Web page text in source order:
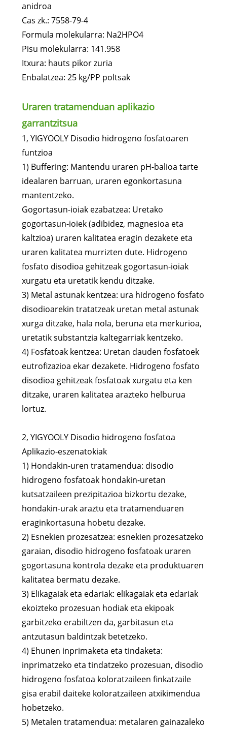
anidroa
Cas zk.: 7558-79-4
Formula molekularra: Na2HPO4
Pisu molekularra: 141.958
Itxura: hauts pikor zuria
Enbalatzea: 25 kg/PP poltsak
Uraren tratamenduan aplikazio
garrantzitsua
1, YIGYOOLY Disodio hidrogeno fosfatoaren
funtzioa
1) Buffering: Mantendu uraren pH-balioa tarte
idealaren barruan, uraren egonkortasuna
mantentzeko.
Gogortasun-ioiak ezabatzea: Uretako
gogortasun-ioiek (adibidez, magnesioa eta
kaltzioa) uraren kalitatea eragin dezakete eta
uraren kalitatea murrizten dute. Hidrogeno
fosfato disodioa gehitzeak gogortasun-ioiak
xurgatu eta uretatik kendu ditzake.
3) Metal astunak kentzea: ura hidrogeno fosfato
disodioarekin tratatzeak uretan metal astunak
xurga ditzake, hala nola, beruna eta merkurioa,
uretatik substantzia kaltegarriak kentzeko.
4) Fosfatoak kentzea: Uretan dauden fosfatoek
eutrofizazioa ekar dezakete. Hidrogeno fosfato
disodioa gehitzeak fosfatoak xurgatu eta ken
ditzake, uraren kalitatea arazteko helburua
lortuz.
2, YIGYOOLY Disodio hidrogeno fosfatoa
Aplikazio-eszenatokiak
1) Hondakin-uren tratamendua: disodio
hidrogeno fosfatoak hondakin-uretan
kutsatzaileen prezipitazioa bizkortu dezake,
hondakin-urak araztu eta tratamenduaren
eraginkortasuna hobetu dezake.
2) Esnekien prozesatzea: esnekien prozesatzeko
garaian, disodio hidrogeno fosfatoak uraren
gogortasuna kontrola dezake eta produktuaren
kalitatea bermatu dezake.
3) Elikagaiak eta edariak: elikagaiak eta edariak
ekoizteko prozesuan hodiak eta ekipoak
garbitzeko erabiltzen da, garbitasun eta
antzutasun baldintzak betetzeko.
4) Ehunen inprimaketa eta tindaketa:
inprimatzeko eta tindatzeko prozesuan, disodio
hidrogeno fosfatoa koloratzaileen finkatzaile
gisa erabil daiteke koloratzaileen atxikimendua
hobetzeko.
5) Metalen tratamendua: metalaren gainazaleko